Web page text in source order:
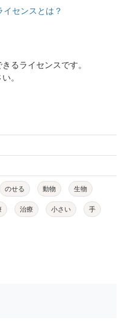
イセンスとは？
るライセンスです。
。
のせる 動物 生物
治療 小さい 手